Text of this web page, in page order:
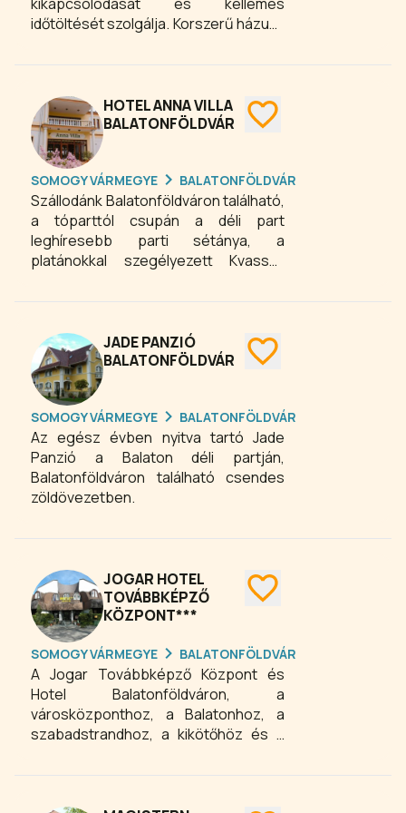
időtöltését szolgálja. Korszerű házunk
környezetében található, a Balatontól
távolságban.HOTEL ANNA VILLA
BALATONFÖLDVÁR
SOMOGY VÁRMEGYE BALATONFÖLDVÁR
Szállodánk Balatonföldváron található,
a tóparttól csupán a déli part
leghíresebb parti sétánya, a
platánokkal szegélyezett Kvassay
egységből álló, függőfolyosóval
nosztalgikus hangulatot áraszt a
hatalmas platánfákkal védett parkban,
karnyújtásnyira a Balatontól. Az Anna
Villa kellemes kikapcsolódási
lehetőséget nyújt gyermekkel érkező
családok, illetve pihenni vágyó párok
számára egyaránt. A szálloda a kültéri,
hűsítő csobbanást kínáló medence
mellett rendelkezik beltéri wellness
szauna is található. A kertben a
illetve homokozót alakítottunk ki.
JADE PANZIÓ
BALATONFÖLDVÁR
SOMOGY VÁRMEGYE BALATONFÖLDVÁR
Az egész évben nyitva tartó Jade
Panzió a Balaton déli partján,
Balatonföldváron található csendes
zöldövezetben.
JOGAR HOTEL
TOVÁBBKÉPZŐ
KÖZPONT***
SOMOGY VÁRMEGYE BALATONFÖLDVÁR
A Jogar Továbbképző Központ és
Hotel Balatonföldváron, a
városközponthoz, a Balatonhoz, a
szabadstrandhoz, a kikötőhöz és a
található. A hotel teljes körű